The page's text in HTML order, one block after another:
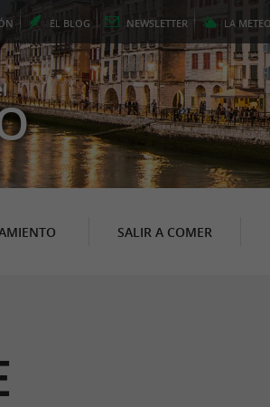
EL BLOG NEWSLETTER LA METEO
SALIR A COMER